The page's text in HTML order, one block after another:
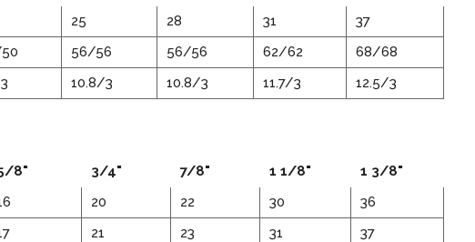
25 28 31
37
56/56 56/56 62/62
68/68
10.8/3 10.8/3 11.7/3 12.5/3
8" 3/4" 7/8" 1 1/8"
1 3/8"
20 22 30
36
21 23 31
37